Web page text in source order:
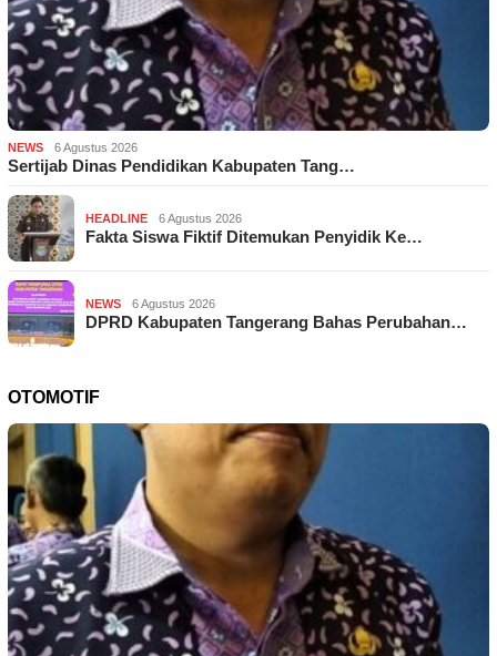
NEWS 6 Agustus 2026
Sertijab Dinas Pendidikan Kabupaten Tang…
HEADLINE 6 Agustus 2026
Fakta Siswa Fiktif Ditemukan Penyidik Ke…
NEWS 6 Agustus 2026
DPRD Kabupaten Tangerang Bahas Perubahan…
OTOMOTIF